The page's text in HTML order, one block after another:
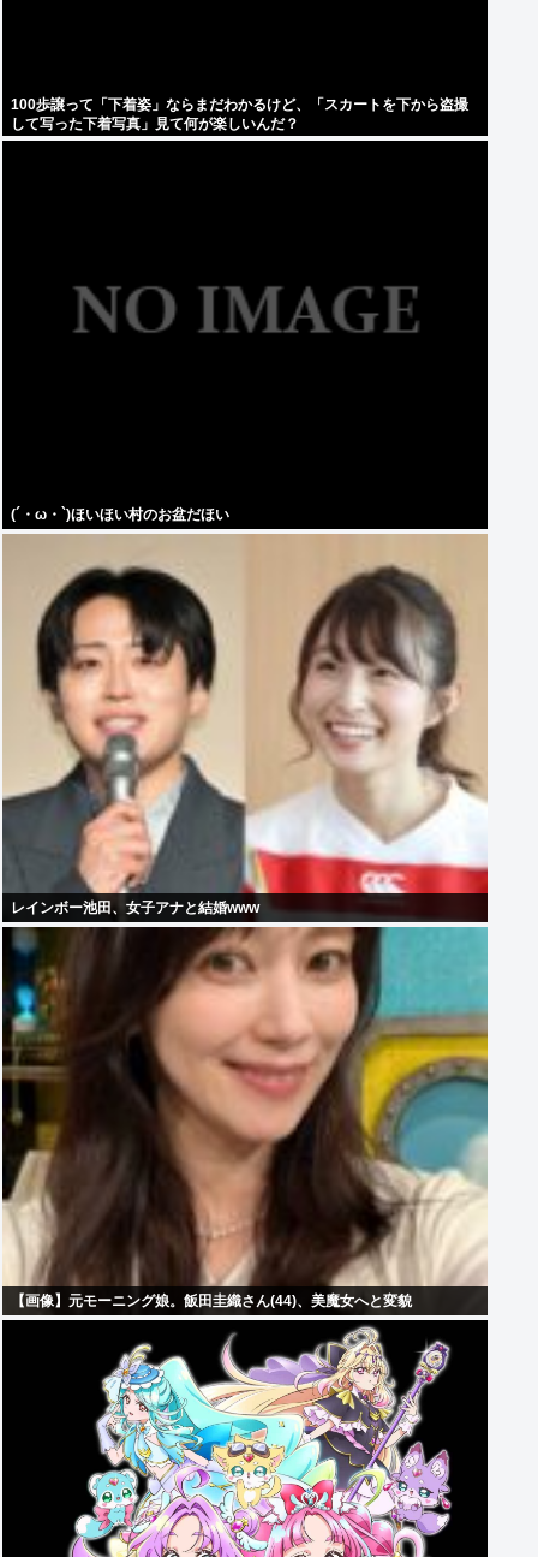
100歩譲って「下着姿」ならまだわかるけど、「スカートを下から盗撮
して写った下着写真」見て何が楽しいんだ？
(´・ω・`)ほいほい村のお盆だほい
レインボー池田、女子アナと結婚www
【画像】元モーニング娘。飯田圭織さん(44)、美魔女へと変貌